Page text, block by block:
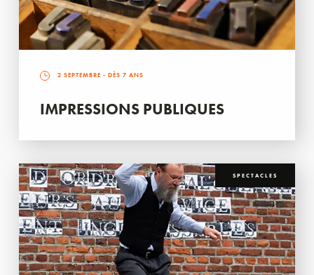
2 SEPTEMBRE - DÈS 7 ANS
IMPRESSIONS PUBLIQUES
SPECTACLES